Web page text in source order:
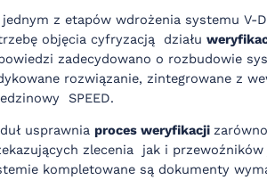
jednym z etapów wdrożenia systemu V-
objęcia cyfryzacją działu
zadecydowano o rozbudowie
rozwiązanie, zintegrowane z
SPEED.
usprawnia proces weryfikacji
zlecenia jak i przewoźników
kompletowane są dokumenty